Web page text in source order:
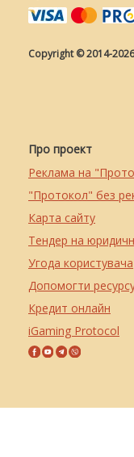
Copyright © 2014-
Про проект
Реклама на
"Протокол" без
Карта сайту
Тендер на
Угода користувача
Допомогти
Кредит онлайн
iGaming Protocol